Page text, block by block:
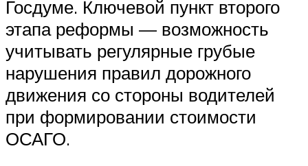
Госдуме. Ключевой пункт второго
этапа реформы — возможность
учитывать регулярные грубые
нарушения правил дорожного
движения со стороны водителей
при формировании стоимости
ОСАГО.